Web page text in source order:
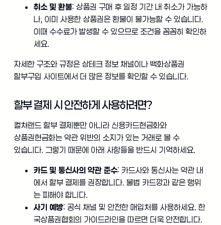
취소 및 환불: 상품권 구매 후 일정 기간 내 취소가 가능하
나, 이미 사용한 상품권은 환불이 불가능할 수 있습니다.
이때 수수료가 발생할 수 있으므로 조건을 꼼꼼히 확인하
세요.
자세한 구조와 규정은 상테크 정보 채널이나 백화상품권
할부구입 사이트에서 더 많은 정보를 확인할 수 있습니다.
할부 결제 시 안전하게 사용하려면?
컬쳐랜드 할부 결제뿐만 아니라 신용카드현금화와
상품권현금화는 약관 위반의 소지가 있는 거래로 볼 수
있습니다. 그렇기 때문에 아래 사항들을 반드시 기억하세요.
카드 및 통신사의 약관 준수: 카드사와 통신사는 약관 내
에서 할부 결제를 권장합니다. 불법 카드깡과 같은 행위
는 피해야 합니다.
사기 예방: 공식 채널 및 안전한 매입처를 사용하세요. 한
국상품권협회의 가이드라인을 따르면 더욱 안전합니다.